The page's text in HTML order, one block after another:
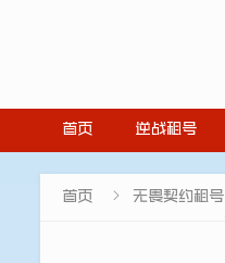
首页 逆战租号
首页  无畏契约租号